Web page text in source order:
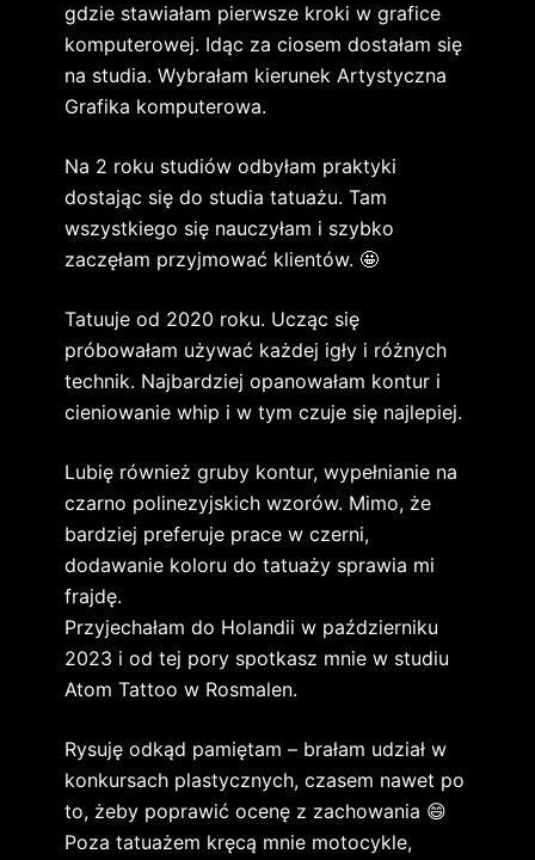
gdzie stawiałam pierwsze kroki w grafice
komputerowej. Idąc za ciosem dostałam się
na studia. Wybrałam kierunek Artystyczna
Grafika komputerowa.
Na 2 roku studiów odbyłam praktyki
dostając się do studia tatuażu. Tam
wszystkiego się nauczyłam i szybko
zaczęłam przyjmować klientów. 🤩
Tatuuje od 2020 roku. Ucząc się
próbowałam używać każdej igły i różnych
technik. Najbardziej opanowałam kontur i
cieniowanie whip i w tym czuje się najlepiej.
Lubię również gruby kontur, wypełnianie na
czarno polinezyjskich wzorów. Mimo, że
bardziej preferuje prace w czerni,
dodawanie koloru do tatuaży sprawia mi
frajdę.
Przyjechałam do Holandii w październiku
2023 i od tej pory spotkasz mnie w studiu
Atom Tattoo w Rosmalen.
Rysuję odkąd pamiętam – brałam udział w
konkursach plastycznych, czasem nawet po
to, żeby poprawić ocenę z zachowania 😄
Poza tatuażem kręcą mnie motocykle,